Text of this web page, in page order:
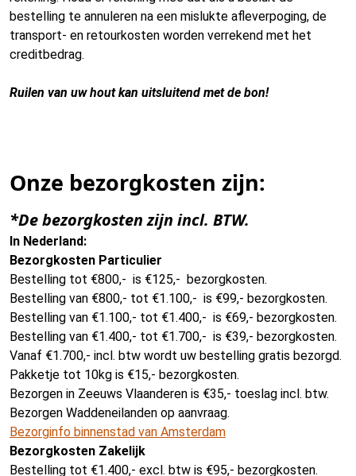
bestelling te annuleren na een mislukte afleverpoging, de
transport- en retourkosten worden verrekend met het
creditbedrag.
Ruilen van uw hout kan uitsluitend met de bon!
Onze bezorgkosten zijn:
*De bezorgkosten zijn incl. BTW.
In Nederland:
Bezorgkosten Particulier
Bestelling tot €800,- is €125,- bezorgkosten.
Bestelling van €800,- tot €1.100,- is €99,- bezorgkosten.
Bestelling van €1.100,- tot €1.400,- is €69,- bezorgkosten.
Bestelling van €1.400,- tot €1.700,- is €39,- bezorgkosten.
Vanaf €1.700,- incl. btw wordt uw bestelling gratis bezorgd.
Pakketje tot 10kg is €15,- bezorgkosten.
Bezorgen in Zeeuws Vlaanderen is €35,- toeslag incl. btw.
Bezorgen Waddeneilanden op aanvraag.
Bezorginfo binnenstad van Amsterdam
Bezorgkosten Zakelijk
Bestelling tot €1.400,- excl. btw is €95,- bezorgkosten.